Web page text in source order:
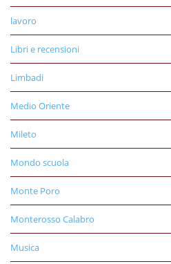
lavoro
Libri e recensioni
Limbadi
Medio Oriente
Mileto
Mondo scuola
Monte Poro
Monterosso Calabro
Musica